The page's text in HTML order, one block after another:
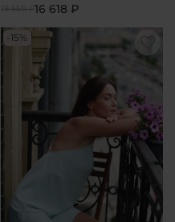
19 550 ₽16 618 ₽
-15%